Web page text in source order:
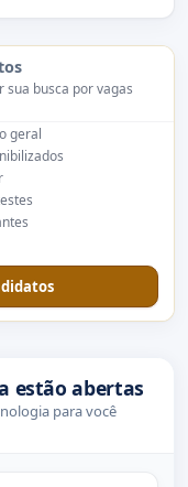
busca por vagas
geral
estão abertas
para você